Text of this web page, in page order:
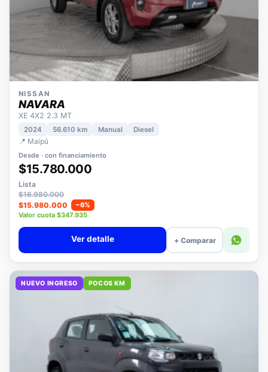
NISSAN
NAVARA
XE 4X2 2.3 MT
2024
📍 Maipú
Desde · con financiamiento
$15.780.000
Lista
$16.980.000
$15.980.000
−6%
Valor cuota $347.935
+ Comparar